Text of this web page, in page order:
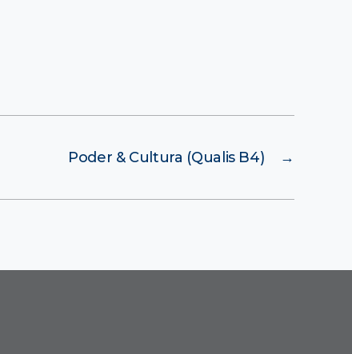
→
Poder & Cultura (Qualis B4)